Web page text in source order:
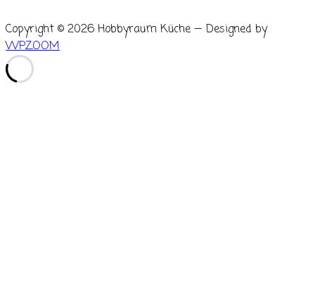
Copyright © 2026 Hobbyraum Küche — Designed by
WPZOOM